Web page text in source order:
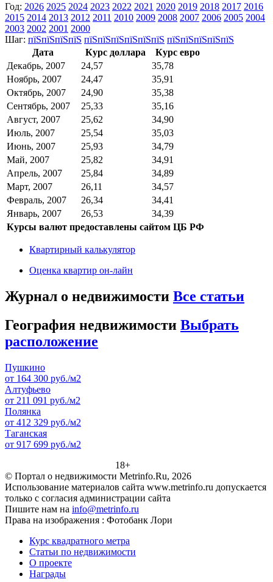
Год: 2026 2025 2024 2023 2022 2021 2020 2019 2018 2017 2016
2015 2014 2013 2012 2011 2010 2009 2008 2007 2006 2005 2004
2003 2002 2001 2000
Шаг: пїЅпїЅпїЅпїЅ пїЅпїЅпїЅпїЅпїЅпїЅ пїЅпїЅпїЅпїЅпїЅ
Дата
Курс доллара
Курс евро
Декабрь, 2007
24,57
35,78
Ноябрь, 2007
24,47
35,91
Октябрь, 2007
24,90
35,38
Сентябрь, 2007
25,33
35,16
Август, 2007
25,62
34,90
Июль, 2007
25,54
35,03
Июнь, 2007
25,93
34,79
Май, 2007
25,82
34,91
Апрель, 2007
25,84
34,89
Март, 2007
26,11
34,57
Февраль, 2007
26,34
34,41
Январь, 2007
26,53
34,39
Курсы валют предоставлены сайтом ЦБ РФ
Квартирный калькулятор
Оценка квартир он-лайн
Журнал о недвижимости Все статьи
География недвижимости Выбрать
расположение
Пушкино
от 164 300 руб./м2
Алтуфьево
от 211 091 руб./м2
Полянка
от 412 329 руб./м2
Таганская
от 917 699 руб./м2
18+
© Портал о недвижимости Metrinfo.Ru, 2026
Использование материалов сайта www.metrinfo.ru допускается
только с согласия администрации сайта
Пишите нам на info@metrinfo.ru
Права на изображения : Фотобанк Лори
Курс квадратного метра
Статьи по недвижимости
О проекте
Награды